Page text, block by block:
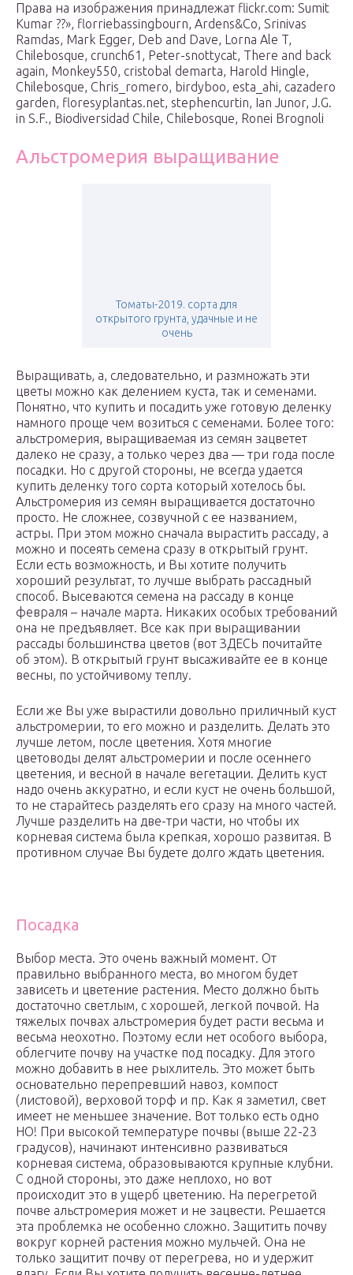
Права на изображения принадлежат flickr.com: Sumit
Kumar ??», florriebassingbourn, Ardens&Co, Srinivas
Ramdas, Mark Egger, Deb and Dave, Lorna Ale T,
Chilebosque, crunch61, Peter-snottycat, There and back
again, Monkey550, cristobal demarta, Harold Hingle,
Chilebosque, Chris_romero, birdyboo, esta_ahi, cazadero
garden, floresyplantas.net, stephencurtin, Ian Junor, J.G.
in S.F., Biodiversidad Chile, Chilebosque, Ronei Brognoli
Альстромерия выращивание
Томаты-2019. сорта для
открытого грунта, удачные и не
очень
Выращивать, а, следовательно, и размножать эти
цветы можно как делением куста, так и семенами.
Понятно, что купить и посадить уже готовую деленку
намного проще чем возиться с семенами. Более того:
альстромерия, выращиваемая из семян зацветет
далеко не сразу, а только через два — три года после
посадки. Но с другой стороны, не всегда удается
купить деленку того сорта который хотелось бы.
Альстромерия из семян выращивается достаточно
просто. Не сложнее, созвучной с ее названием,
астры. При этом можно сначала вырастить рассаду, а
можно и посеять семена сразу в открытый грунт.
Если есть возможность, и Вы хотите получить
хороший результат, то лучше выбрать рассадный
способ. Высеваются семена на рассаду в конце
февраля – начале марта. Никаких особых требований
она не предъявляет. Все как при выращивании
рассады большинства цветов (вот ЗДЕСЬ почитайте
об этом). В открытый грунт высаживайте ее в конце
весны, по устойчивому теплу.
Если же Вы уже вырастили довольно приличный куст
альстромерии, то его можно и разделить. Делать это
лучше летом, после цветения. Хотя многие
цветоводы делят альстромерии и после осеннего
цветения, и весной в начале вегетации. Делить куст
надо очень аккуратно, и если куст не очень большой,
то не старайтесь разделять его сразу на много частей.
Лучше разделить на две-три части, но чтобы их
корневая система была крепкая, хорошо развитая. В
противном случае Вы будете долго ждать цветения.
Посадка
Выбор места. Это очень важный момент. От
правильно выбранного места, во многом будет
зависеть и цветение растения. Место должно быть
достаточно светлым, с хорошей, легкой почвой. На
тяжелых почвах альстромерия будет расти весьма и
весьма неохотно. Поэтому если нет особого выбора,
облегчите почву на участке под посадку. Для этого
можно добавить в нее рыхлитель. Это может быть
основательно перепревший навоз, компост
(листовой), верховой торф и пр. Как я заметил, свет
имеет не меньшее значение. Вот только есть одно
НО! При высокой температуре почвы (выше 22-23
градусов), начинают интенсивно развиваться
корневая система, образовываются крупные клубни.
С одной стороны, это даже неплохо, но вот
происходит это в ущерб цветению. На перегретой
почве альстромерия может и не зацвести. Решается
эта проблемка не особенно сложно. Защитить почву
вокруг корней растения можно мульчей. Она не
только защитит почву от перегрева, но и удержит